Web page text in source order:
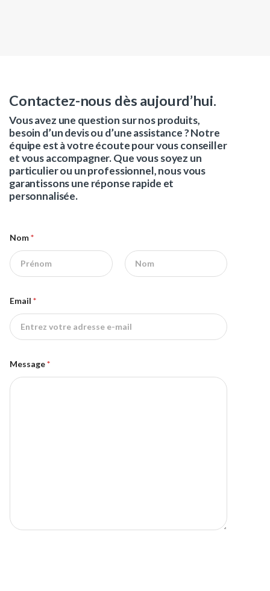
Contactez-nous dès aujourd’hui.
Vous avez une question sur nos produits,
besoin d’un devis ou d’une assistance ? Notre
équipe est à votre écoute pour vous conseiller
et vous accompagner. Que vous soyez un
particulier ou un professionnel, nous vous
garantissons une réponse rapide et
personnalisée.
Nom*
Email *
Message*